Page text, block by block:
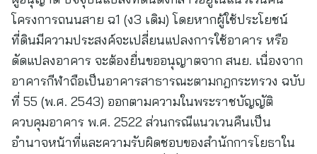
โครงการถนนสาย ฉ1 (ง3 เดิม) โดยหากผู้ใช้ประโยชน์
ที่ดินมีความประสงค์จะเปลี่ยนแปลงการใช้อาคาร หรือ
ดัดแปลงอาคาร จะต้องยื่นขออนุญาตจาก สนย. เนื่องจาก
อาคารกีฬาถือเป็นอาคารสาธารณะตามกฎกระทรวง ฉบับ
ที่ 55 (พ.ศ. 2543) ออกตามความในพระราชบัญญัติ
ควบคุมอาคาร พ.ศ. 2522 ส่วนกรณีแนวเวนคืนเป็น
อำนาจหน้าที่และความรับผิดชอบของสำนักการโยธาใน